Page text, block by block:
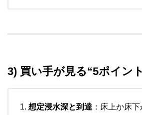
3) 買い手が見る“5ポイン
想定浸水深と到達 ：床上か床